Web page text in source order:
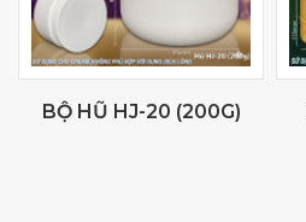
BỘ HŨ HJ-20 (200G)